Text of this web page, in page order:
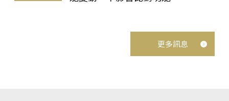
更多訊息